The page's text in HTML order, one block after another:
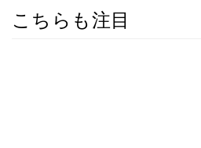
こちらも注目